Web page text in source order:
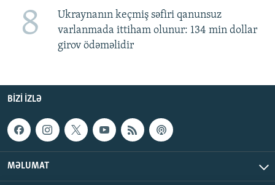
8
Ukraynanın keçmiş səfiri qanunsuz
varlanmada ittiham olunur: 134 min dollar
girov ödəməlidir
BIZI IZLƏ
MƏLUMAT